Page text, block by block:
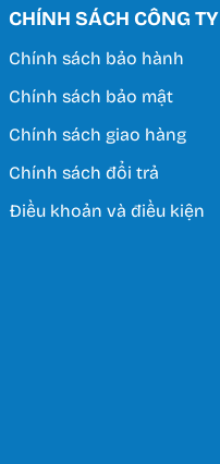
CHÍNH SÁCH CÔNG TY
Chính sách bảo hành
Chính sách bảo mật
Chính sách giao hàng
Chính sách đổi trả
Điều khoản và điều kiện